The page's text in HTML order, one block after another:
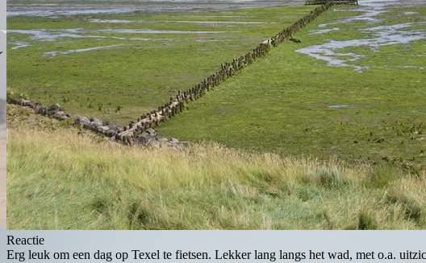
Reactie
Erg leuk om een dag op Texel te fietsen. Lekker lang langs het wad, met o.a.